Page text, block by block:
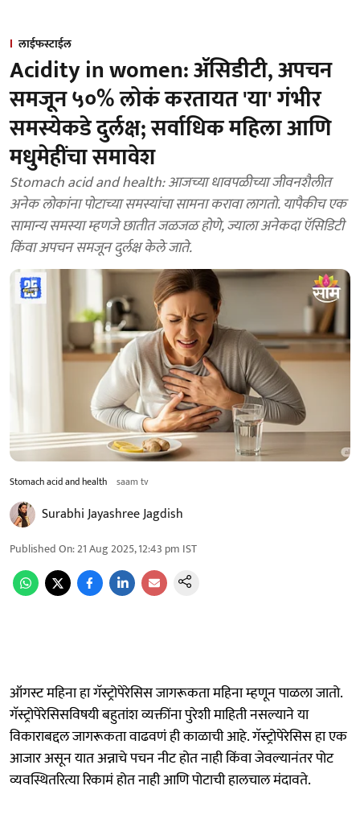
लाईफस्टाईल
Acidity in women: ॲसिडीटी, अपचन
समजून ५०% लोकं करतायत 'या' गंभीर
समस्येकडे दुर्लक्ष; सर्वाधिक महिला आणि
मधुमेहींचा समावेश
Stomach acid and health: आजच्या धावपळीच्या जीवनशैलीत
अनेक लोकांना पोटाच्या समस्यांचा सामना करावा लागतो. यापैकीच एक
सामान्य समस्या म्हणजे छातीत जळजळ होणे, ज्याला अनेकदा ऍसिडिटी
किंवा अपचन समजून दुर्लक्ष केले जाते.
Stomach acid and health saam tv
Surabhi Jayashree Jagdish
Published On:21 Aug 2025, 12:43 pm IST
ऑगस्ट महिना हा गॅस्ट्रोपेरेसिस जागरूकता महिना म्हणून पाळला जातो.
गॅस्ट्रोपेरेसिसविषयी बहुतांश व्यक्तींना पुरेशी माहिती नसल्याने या
विकाराबद्दल जागरूकता वाढवणं ही काळाची आहे. गॅस्ट्रोपेरेसिस हा एक
आजार असून यात अन्नाचे पचन नीट होत नाही किंवा जेवल्यानंतर पोट
व्यवस्थितरित्या रिकामं होत नाही आणि पोटाची हालचाल मंदावते.